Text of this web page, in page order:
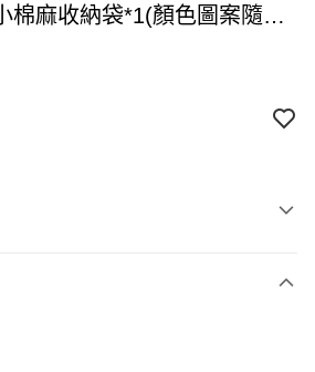
棉麻收納袋*1(顏色圖案隨機
保健室，剛出生幾個月的寶
活體驗組，輕鬆挑選最適合